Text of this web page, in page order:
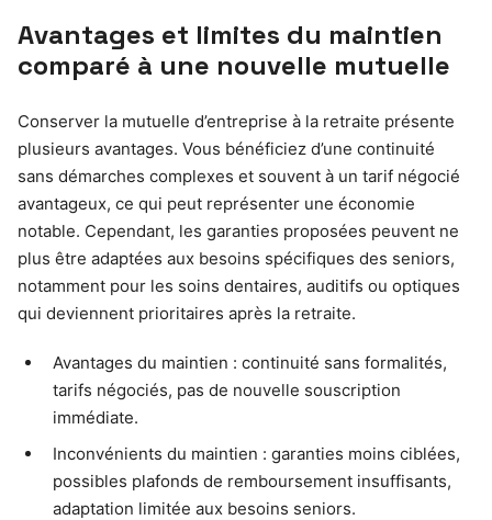
Avantages et limites du maintien
comparé à une nouvelle mutuelle
Conserver la mutuelle d’entreprise à la retraite présente
plusieurs avantages. Vous bénéficiez d’une continuité
sans démarches complexes et souvent à un tarif négocié
avantageux, ce qui peut représenter une économie
notable. Cependant, les garanties proposées peuvent ne
plus être adaptées aux besoins spécifiques des seniors,
notamment pour les soins dentaires, auditifs ou optiques
qui deviennent prioritaires après la retraite.
Avantages du maintien : continuité sans formalités,
tarifs négociés, pas de nouvelle souscription
immédiate.
Inconvénients du maintien : garanties moins ciblées,
possibles plafonds de remboursement insuffisants,
adaptation limitée aux besoins seniors.